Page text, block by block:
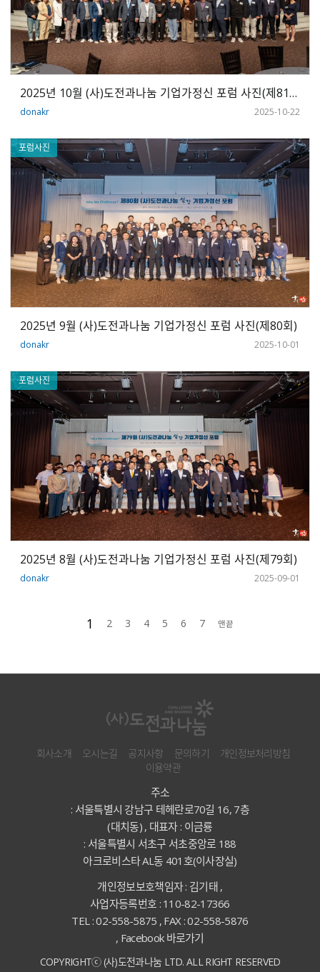
2025년 10월 (사)도전과나눔 기업가정신 포럼 사진(제81회)
donakr 2025-10-22
포럼사진
2025년 9월 (사)도전과나눔 기업가정신 포럼 사진(제80회)
donakr 2025-10-01
포럼사진
2025년 8월 (사)도전과나눔 기업가정신 포럼 사진(제79회)
donakr 2025-09-01
1 2 3 4 5 6 7 맨끝
회사소개 오시는길 공지사항 문의하기
개인정보처리방침
이용약관
주소
: 서울특별시 강남구 테헤란로70길 16, 7층
(대치동) , 대표자 : 이금룡
: 서울특별시 서초구 서초중앙로 188
아크로비스타 AL동 401호(이사장실)
개인정보보호책임자 : 김기태 ,
사업자등록번호 : 110-82-17366
TEL : 02-558-5875 , FAX : 02-558-5876
, Facebook 바로가기
COPYRIGHTⓒ (사)도전과나눔 LTD. ALL RIGHT RESERVED